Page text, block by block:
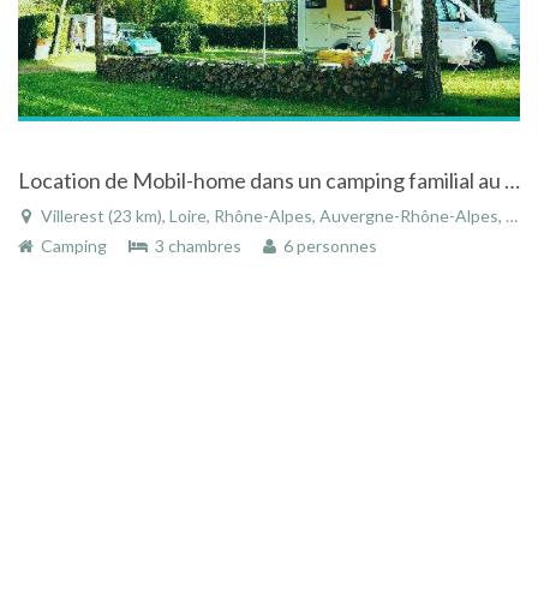
Location de Mobil-home dans un camping familial au bord du lac de Villerest en Rhônes-Alpes
Villerest (23 km), Loire, Rhône-Alpes, Auvergne-Rhône-Alpes, France
Camping
3 chambres 6 personnes